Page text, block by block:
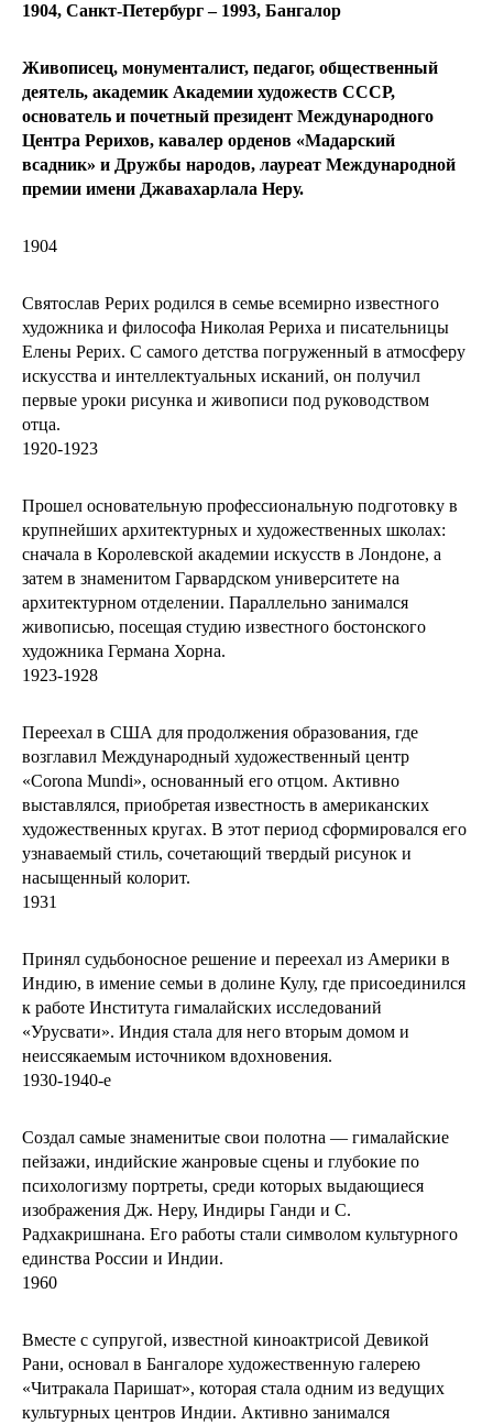
1904, Санкт-Петербург – 1993, Бангалор
Живописец, монументалист, педагог, общественный
деятель, академик Академии художеств СССР,
основатель и почетный президент Международного
Центра Рерихов, кавалер орденов «Мадарский
всадник» и Дружбы народов, лауреат Международной
премии имени Джавахарлала Неру.
1904
Святослав Рерих родился в семье всемирно известного
художника и философа Николая Рериха и писательницы
Елены Рерих. С самого детства погруженный в атмосферу
искусства и интеллектуальных исканий, он получил
первые уроки рисунка и живописи под руководством
отца.
1920-1923
Прошел основательную профессиональную подготовку в
крупнейших архитектурных и художественных школах:
сначала в Королевской академии искусств в Лондоне, а
затем в знаменитом Гарвардском университете на
архитектурном отделении. Параллельно занимался
живописью, посещая студию известного бостонского
художника Германа Хорна.
1923-1928
Переехал в США для продолжения образования, где
возглавил Международный художественный центр
«Corona Mundi», основанный его отцом. Активно
выставлялся, приобретая известность в американских
художественных кругах. В этот период сформировался его
узнаваемый стиль, сочетающий твердый рисунок и
насыщенный колорит.
1931
Принял судьбоносное решение и переехал из Америки в
Индию, в имение семьи в долине Кулу, где присоединился
к работе Института гималайских исследований
«Урусвати». Индия стала для него вторым домом и
неиссякаемым источником вдохновения.
1930-1940-е
Создал самые знаменитые свои полотна — гималайские
пейзажи, индийские жанровые сцены и глубокие по
психологизму портреты, среди которых выдающиеся
изображения Дж. Неру, Индиры Ганди и С.
Радхакришнана. Его работы стали символом культурного
единства России и Индии.
1960
Вместе с супругой, известной киноактрисой Девикой
Рани, основал в Бангалоре художественную галерею
«Читракала Паришат», которая стала одним из ведущих
культурных центров Индии. Активно занимался